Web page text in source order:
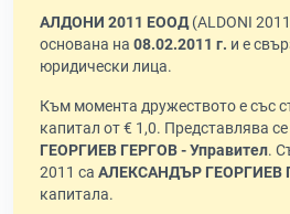
АЛДОНИ 2011 ЕООД(ALDONI
основана на 08.02.2011 г. и е
юридически лица.
Към момента дружеството е със
капитал от € 1,0. Представлява се
ГЕОРГИЕВ ГЕРГОВ - Управител.
2011 са АЛЕКСАНДЪР ГЕОРГИЕВ
капитала.